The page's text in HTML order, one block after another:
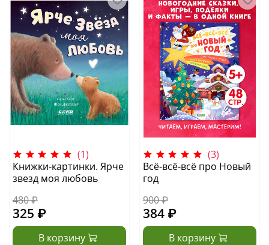
(1)
Книжки-картинки. Ярче
звезд моя любовь
480 ₽
325 ₽
В корзину
(3)
Всё-всё-всё про Новый
год
900 ₽
384 ₽
В корзину